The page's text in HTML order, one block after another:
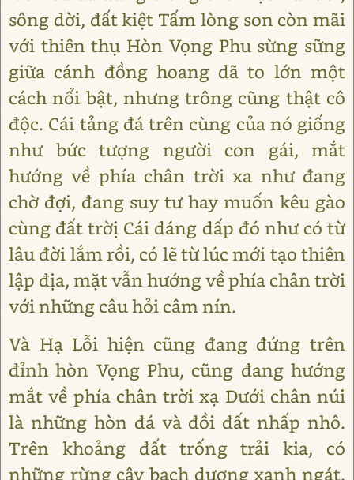
sông dời, đất kiệt Tấm lòng son còn mãi
với thiên thụ Hòn Vọng Phu sừng sững
giữa cánh đồng hoang dã to lớn một
cách nổi bật, nhưng trông cũng thật cô
độc. Cái tảng đá trên cùng của nó giống
như bức tượng người con gái, mắt
hướng về phía chân trời xa như đang
chờ đợi, đang suy tư hay muốn kêu gào
cùng đất trờị Cái dáng dấp đó như có từ
lâu đời lắm rồi, có lẽ từ lúc mới tạo thiên
lập địa, mặt vẫn hướng về phía chân trời
với những câu hỏi câm nín.
Và Hạ Lỗi hiện cũng đang đứng trên
đỉnh hòn Vọng Phu, cũng đang hướng
mắt về phía chân trời xạ Dưới chân núi
là những hòn đá và đồi đất nhấp nhô.
Trên khoảng đất trống trải kia, có
những rừng cây bạch dương xanh ngát.